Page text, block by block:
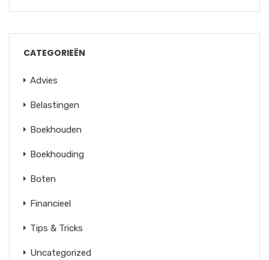
CATEGORIEËN
Advies
Belastingen
Boekhouden
Boekhouding
Boten
Financieel
Tips & Tricks
Uncategorized